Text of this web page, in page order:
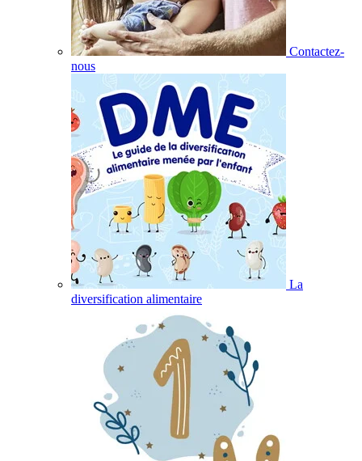
Contactez-
nous
La
diversification alimentaire